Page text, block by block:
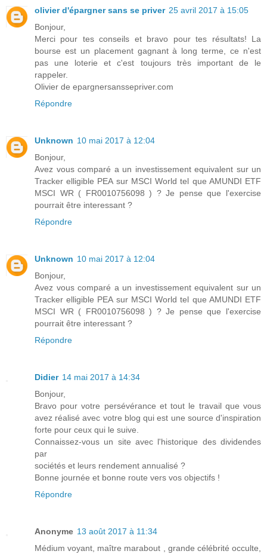
olivier d'épargner sans se priver 25 avril 2017 à 15:05
Bonjour,
Merci pour tes conseils et bravo pour tes résultats! La
bourse est un placement gagnant à long terme, ce n'est
pas une loterie et c'est toujours très important de le
rappeler.
Olivier de epargnersanssepriver.com
Répondre
Unknown 10 mai 2017 à 12:04
Bonjour,
Avez vous comparé a un investissement equivalent sur un
Tracker elligible PEA sur MSCI World tel que AMUNDI ETF
MSCI WR ( FR0010756098 ) ? Je pense que l'exercise
pourrait être interessant ?
Répondre
Unknown 10 mai 2017 à 12:04
Bonjour,
Avez vous comparé a un investissement equivalent sur un
Tracker elligible PEA sur MSCI World tel que AMUNDI ETF
MSCI WR ( FR0010756098 ) ? Je pense que l'exercise
pourrait être interessant ?
Répondre
Didier 14 mai 2017 à 14:34
Bonjour,
Bravo pour votre persévérance et tout le travail que vous
avez réalisé avec votre blog qui est une source d'inspiration
forte pour ceux qui le suive.
Connaissez-vous un site avec l'historique des dividendes
par
sociétés et leurs rendement annualisé ?
Bonne journée et bonne route vers vos objectifs !
Répondre
Anonyme 13 août 2017 à 11:34
Médium voyant, maître marabout , grande célébrité occulte,